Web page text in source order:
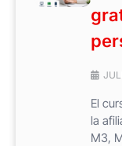
El
la
M3,